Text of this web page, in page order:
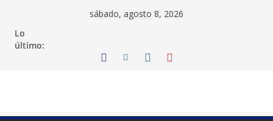
contenido
sábado, agosto 8, 2026
Lo
último: